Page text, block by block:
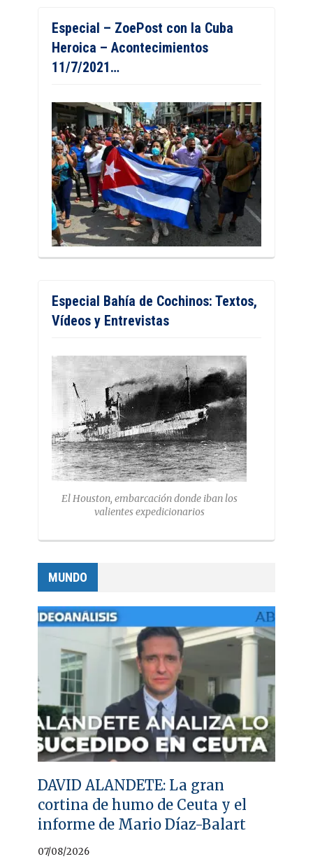
Especial – ZoePost con la Cuba
Heroica – Acontecimientos
11/7/2021…
Especial Bahía de Cochinos: Textos,
Vídeos y Entrevistas
El Houston, embarcación donde iban los
valientes expedicionarios
MUNDO
DAVID ALANDETE: La gran
cortina de humo de Ceuta y el
informe de Mario Díaz-Balart
07/08/2026